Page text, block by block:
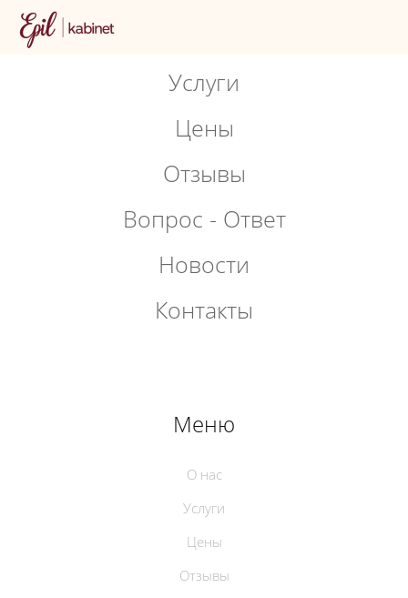
Услуги
Цены
Отзывы
Вопрос - Ответ
Новости
Контакты
Меню
О нас
Услуги
Цены
Отзывы